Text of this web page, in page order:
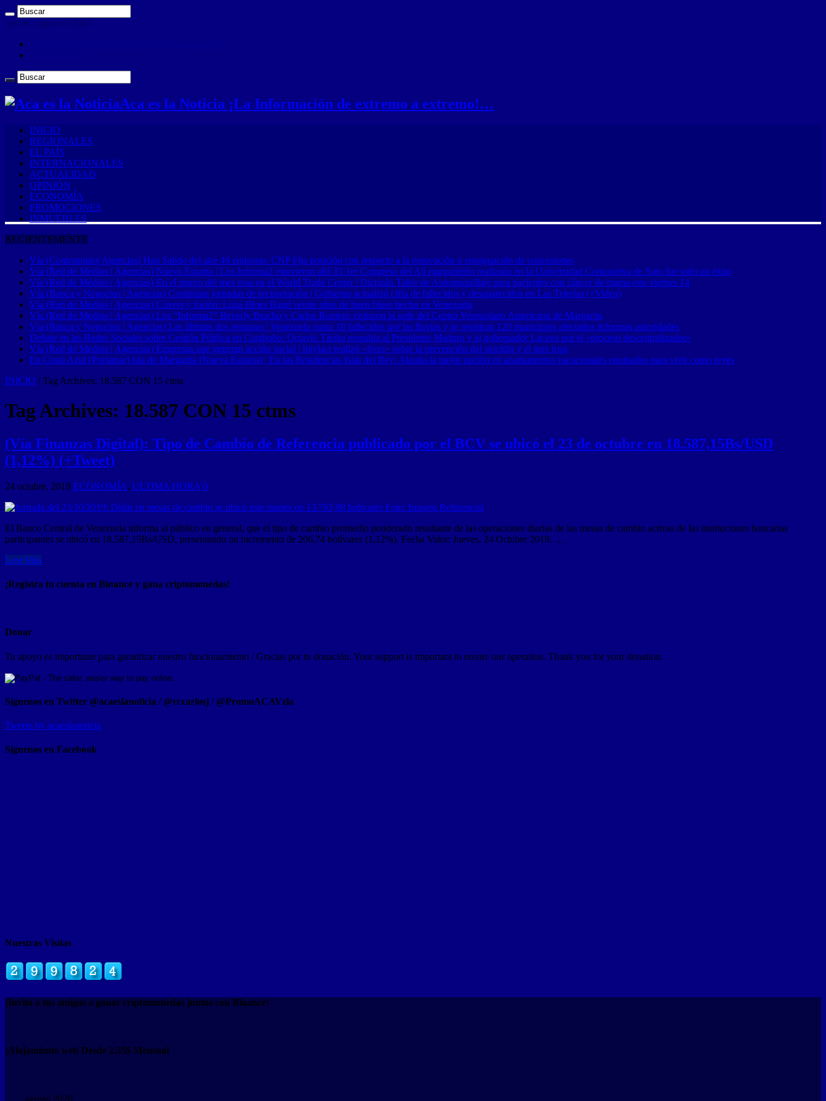
jueves , agosto 6 2026
Aca es la Noticia ¡La Información de extremo a extremo!…
INICIO
REGIONALES
EL PAÍS
INTERNACIONALES
ACTUALIDAD
OPINIÓN
ECONOMÍA
PROMOCIONES
INMUEBLES
RECIENTEMENTE
Vía (Contrapunto| Agencias) Han Salido del aire 46 emisoras: CNP Fija posición con respecto a la renovación o reasignación de concesiones
Vía (Red de Medios | Agencias) Nueva Esparta | Los Informa2 estuvieron allí: El 1er Congreso del Ají margariteño realizado en la Universidad Corporativa de Sigo fue todo un éxito
Vía (Red de Medios | Agencias) En el marco del mes rosa en el World Trade Center | Dictarán Taller de Automaquillaje para pacientes con cáncer de mama este viernes 14
Vía (Banca y Negocios | Agencias) Continúan jornadas de recuperación | Gobierno actualizó cifra de fallecidos y desaparecidos en Las Tejerías (+Video)
Vía (Red de Medios | Agencias) Covers y fusión: Luna Blues Band veinte años de buen blues hecho en Venezuela
Vía (Red de Medios | Agencias) Los “Informa2” Beverly Bracho y Carlos Romero visitaron la sede del Centro Venezolano Americano de Margarita
Vía (Banca y Negocios | Agencias) Las últimas dos semanas | Venezuela suma 18 fallecidos por las lluvias y se registran 120 municipios afectados informan autoridades
Debate en las Redes Sociales sobre Gestión Pública en Carabobo: Octavio Táriba respalda al Presidente Maduro y al gobernador Lacava por el «proceso descentralizador»
Vía (Red de Medios | Agencias) Empresas que generan acción social | Intylact realizó «lives» sobre la prevención del suicidio y el mes rosa
En Costa Azul (Porlamar) isla de Margarita (Nueva Esparta) | En las Residencias Islas del Rey: Alquila la mejor opción en apartamentos vacacionales equipados para vivir como reyes
INICIO / Tag Archives: 18.587 CON 15 ctms
Tag Archives: 18.587 CON 15 ctms
(Vía Finanzas Digital): Tipo de Cambio de Referencia publicado por el BCV se ubicó el 23 de octubre en 18.587,15Bs/USD
(1,12%) (+Tweet)
24 octubre, 2019 ECONOMÍA, ULTIMA HORA 0
El Banco Central de Venezuela informa al público en general, que el tipo de cambio promedio ponderado resultante de las operaciones diarias de las mesas de cambio activas de las instituciones bancarias
participantes se ubicó en 18.587,15Bs/USD, presentando un incremento de 206,74 bolívares (1,12%). Fecha Valor: Jueves, 24 Octubre 2019. …
Leer Mas
¡Registra tu cuenta en Binance y gana criptomonedas!
Donar
Tu apoyo es importante para garantizar nuestro funcionamiento / Gracias por tu donación. Your support is important to ensure our operation. Thank you for your donation.
Síguenos en Twitter @acaeslanoticia / @rccarlosj / @PromoACAVzla
Tweets by acaeslanoticia
Siguenos en Facebook
Nuestras Visitas
¡Invita a tus amigos a ganar criptomonedas juntos con Binance!
¡Alojamiento web Desde 2.35$ Mensual
agosto 2026